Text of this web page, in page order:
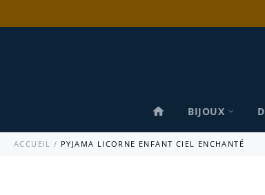
BIJOUX
ACCUEIL / PYJAMA LICORNE ENFANT CIEL ENCHANTÉ